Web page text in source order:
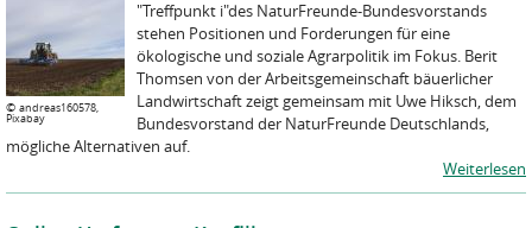
© andreas160578,
Pixabay
"Treffpunkt i"des NaturFreunde-Bundesvorstands
stehen Positionen und Forderungen für eine
ökologische und soziale Agrarpolitik im Fokus. Berit
Thomsen von der Arbeitsgemeinschaft bäuerlicher
Landwirtschaft zeigt gemeinsam mit Uwe Hiksch, dem
Bundesvorstand der NaturFreunde Deutschlands,
mögliche Alternativen auf.
Weiterlesen